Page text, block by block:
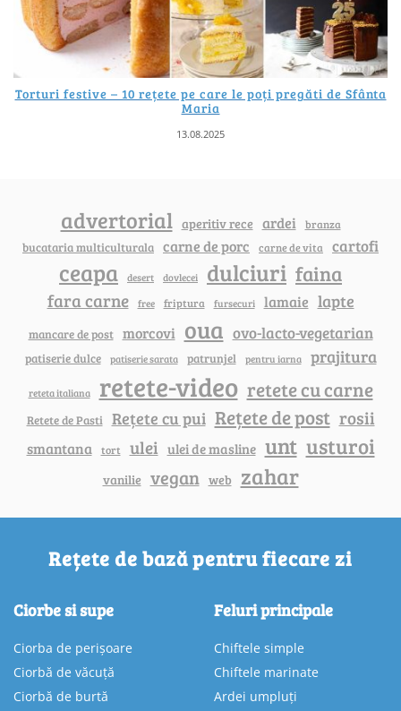
Torturi festive – 10 rețete pe care le poți pregăti de Sfânta
Maria
13.08.2025
advertorial aperitiv rece ardei branza
bucataria multiculturala carne de porc carne de vita cartofi
ceapa desert dovlecei dulciuri faina
fara carne free friptura fursecuri lamaie lapte
mancare de post morcovi oua ovo-lacto-vegetarian
patiserie dulce patiserie sarata patrunjel pentru iarna prajitura
reteta italiana retete-video retete cu carne
Retete de Pasti Rețete cu pui Rețete de post rosii
smantana tort ulei ulei de masline unt usturoi
vanilie vegan web zahar
Rețete de bază pentru fiecare zi
Ciorbe si supe
Ciorba de perișoare
Ciorbă de văcuță
Ciorbă de burtă
Feluri principale
Chiftele simple
Chiftele marinate
Ardei umpluți